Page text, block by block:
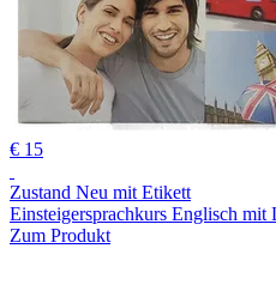
€ 15
Zustand Neu mit Etikett
Einsteigersprachkurs Englisch mit
Zum Produkt